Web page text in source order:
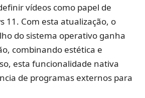
vídeos como papel de
11. Com esta atualização, o
do sistema operativo ganha
combinando estética e
esta funcionalidade nativa
de programas externos para